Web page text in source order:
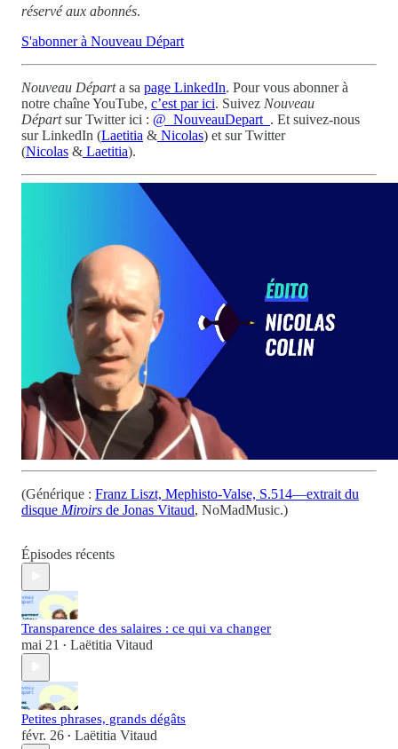
réservé aux abonnés.
S'abonner à Nouveau Départ
Nouveau Départa sa page LinkedIn. Pour vous abonner à
notre chaîne YouTube, c’est par ici. Suivez Nouveau
Départsur Twitter ici : @_NouveauDepart_ . Et suivez-nous
sur LinkedIn (Laetitia & Nicolas) et sur Twitter
(Nicolas & Laetitia).
(Générique : Franz Liszt, Mephisto-Valse, S.514—extrait du
disque Miroirs de Jonas Vitaud, NoMadMusic.)
Épisodes récents
Transparence des salaires : ce qui va changer
mai 21 • Laëtitia Vitaud
Petites phrases, grands dégâts
févr. 26 • Laëtitia Vitaud